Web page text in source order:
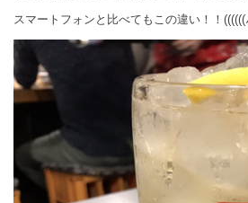
スマートフォンと比べてもこの違い！！